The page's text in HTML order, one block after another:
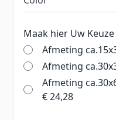
Maak hier Uw
Afmeting
Afmeting
Afmeting
€ 24,28